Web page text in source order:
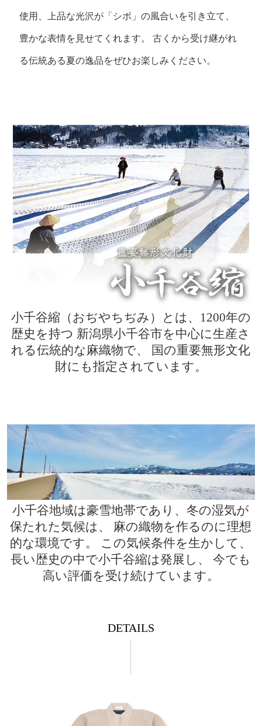
使用、上品な光沢が「シボ」の風合いを引き立て、
豊かな表情を見せてくれます。 古くから受け継がれ
る伝統ある夏の逸品をぜひお楽しみください。
小千谷縮（おぢやちぢみ）とは、1200年の
歴史を持つ 新潟県小千谷市を中心に生産さ
れる伝統的な麻織物で、
国の重要無形文化
財にも指定されています。
小千谷地域は豪雪地帯であり、冬の湿気が
保たれた気候は、
麻の織物を作るのに理想
的な環境です。
この気候条件を生かして、
長い歴史の中で小千谷縮は発展し、
今でも
高い評価を受け続けています。
DETAILS